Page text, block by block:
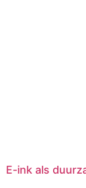
E-ink als